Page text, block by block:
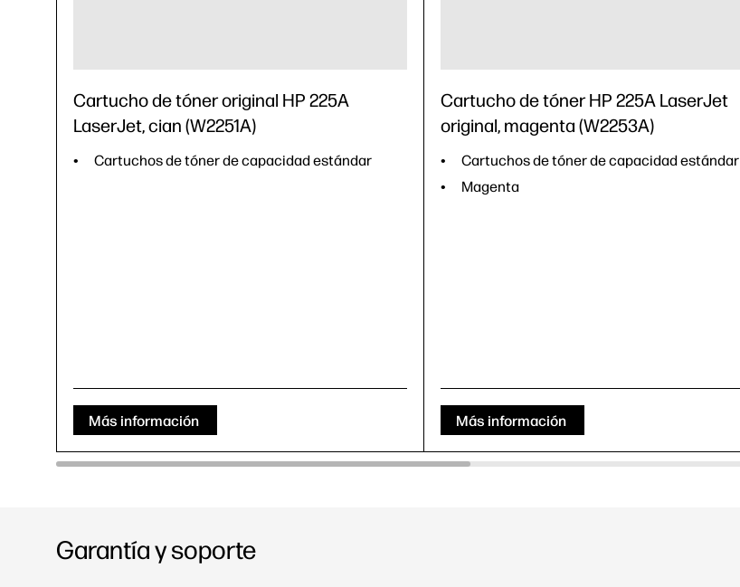
Cartucho de tóner original HP 225A
LaserJet, cian (W2251A)
Cartuchos de tóner de capacidad estándar
Más información
Cartucho de tóner HP 225A LaserJet
original, magenta (W2253A)
Cartuchos de tóner de capacidad estándar
Magenta
Más información
Garantía y soporte